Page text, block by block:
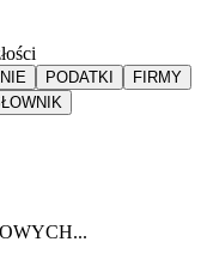
PODATKI
FIRMY